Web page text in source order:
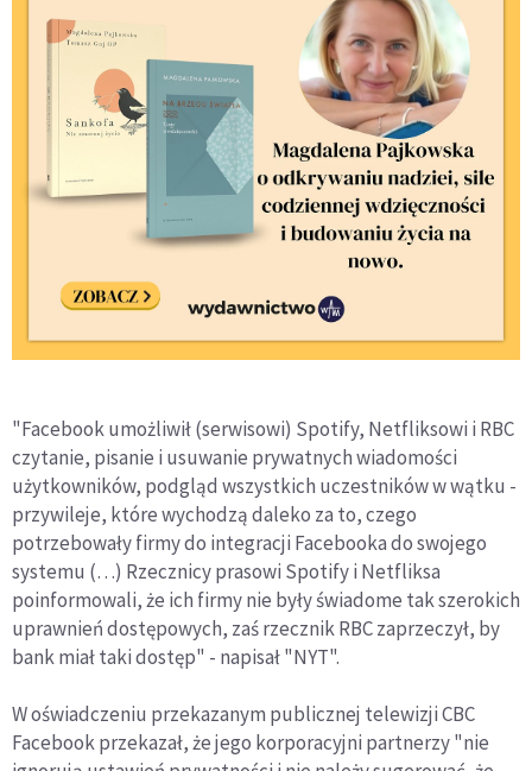
"Facebook umożliwił (serwisowi) Spotify, Netfliksowi i RBC
czytanie, pisanie i usuwanie prywatnych wiadomości
użytkowników, podgląd wszystkich uczestników w wątku -
przywileje, które wychodzą daleko za to, czego
potrzebowały firmy do integracji Facebooka do swojego
systemu (…) Rzecznicy prasowi Spotify i Netfliksa
poinformowali, że ich firmy nie były świadome tak szerokich
uprawnień dostępowych, zaś rzecznik RBC zaprzeczył, by
bank miał taki dostęp" - napisał "NYT".
W oświadczeniu przekazanym publicznej telewizji CBC
Facebook przekazał, że jego korporacyjni partnerzy "nie